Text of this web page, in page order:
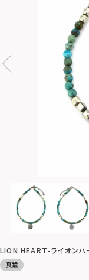
LION HEART-ライオンハ
真鍮